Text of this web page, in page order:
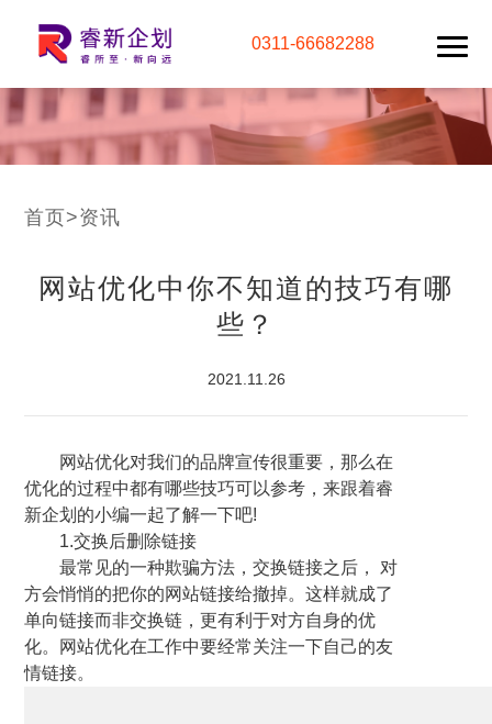
0311-66682288
首页>资讯
网站优化中你不知道的技巧有哪
些？
2021.11.26
网站优化对我们的品牌宣传很重要，那么在
优化的过程中都有哪些技巧可以参考，来跟着睿
新企划的小编一起了解一下吧!
1.交换后删除链接
最常见的一种欺骗方法，交换链接之后， 对
方会悄悄的把你的网站链接给撤掉。这样就成了
单向链接而非交换链，更有利于对方自身的优
化。网站优化在工作中要经常关注一下自己的友
情链接。